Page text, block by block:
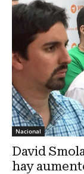
Nacional
David
hay